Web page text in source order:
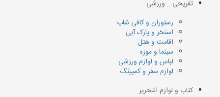
تفریحی _ ورزشی
رستوران و کافی شاپ
استخر و پارک آبی
اقامت و هتل
سینما و موزه
لباس و لوازم ورزشی
لوازم سفر و کمپینگ
کتاب و لوازم التحریر